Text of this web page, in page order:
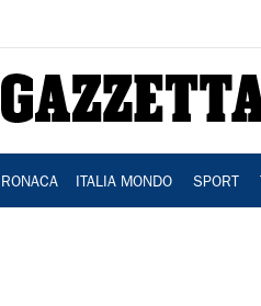
ITALIA MONDO SPORT